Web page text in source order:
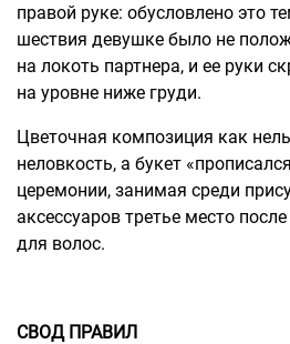
правой руке: обусловлено это
шествия девушке было не
на локоть партнера, и ее руки
на уровне ниже груди.
Цветочная композиция как
неловкость, а букет
церемонии, занимая среди
аксессуаров третье место
для волос.
СВОД ПРАВИЛ